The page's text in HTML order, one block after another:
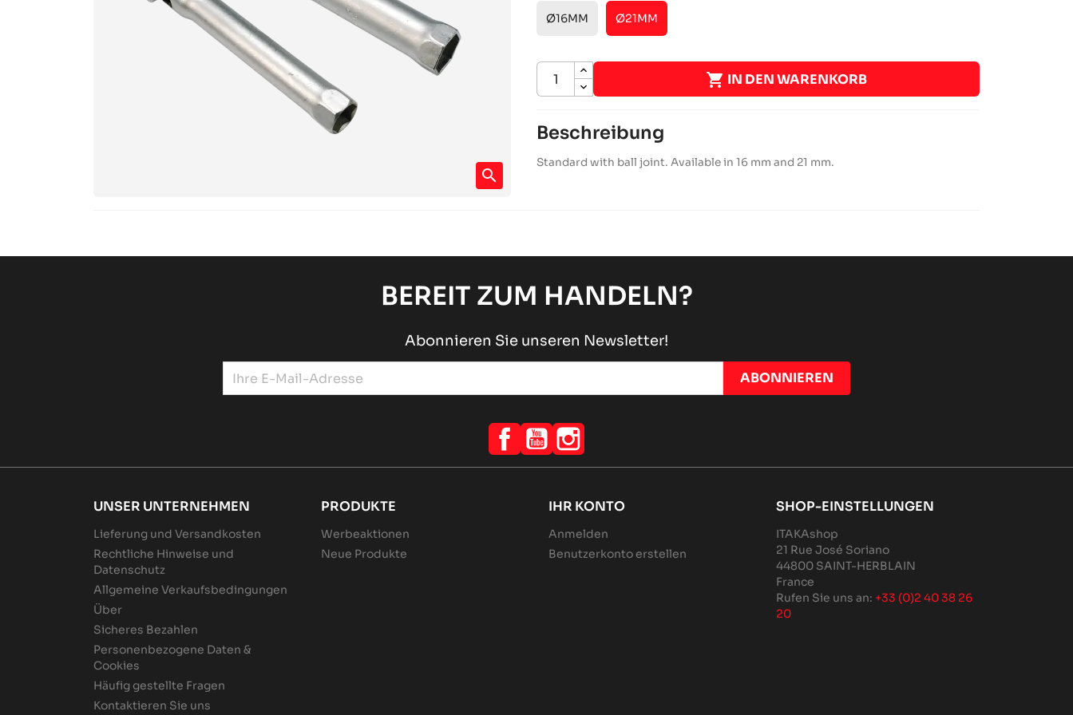
search
Ø16MM Ø21MM
 IN DEN WARENKORB
Beschreibung
Standard with ball joint. Available in 16 mm and 21 mm.
BEREIT ZUM HANDELN?
Abonnieren Sie unseren Newsletter!
Facebook
YouTube
UNSER UNTERNEHMEN
Lieferung und Versandkosten
Rechtliche Hinweise und
Datenschutz
Allgemeine Verkaufsbedingungen
Über
Sicheres Bezahlen
Personenbezogene Daten &
Cookies
Häufig gestellte Fragen
Kontaktieren Sie uns
PRODUKTE
Werbeaktionen
Neue Produkte
IHR KONTO
Anmelden
Benutzerkonto erstellen
SHOP-EINSTELLUNGEN
ITAKAshop
21 Rue José Soriano
44800 SAINT-HERBLAIN
France
Rufen Sie uns an: +33 (0)2 40 38 26
20